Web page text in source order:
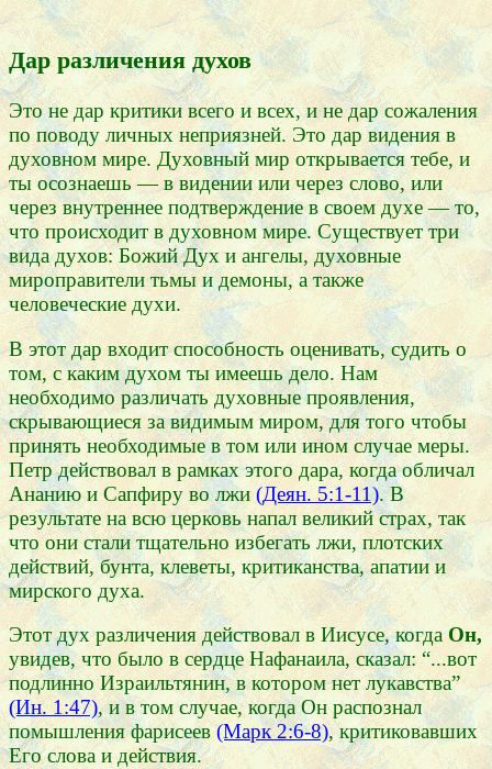
Дар различения духов
Это не дар критики всего и всех, и не дар сожаления
по поводу личных неприязней. Это дар видения в
духовном мире. Духовный мир открывается тебе, и
ты осознаешь — в видении или через слово, или
через внутреннее подтверждение в своем духе — то,
что происходит в духовном мире. Существует три
вида духов: Божий Дух и ангелы, духовные
мироправители тьмы и демоны, а также
человеческие духи.
В этот дар входит способность оценивать, судить о
том, с каким духом ты имеешь дело. Нам
необходимо различать духовные проявления,
скрывающиеся за видимым миром, для того чтобы
принять необходимые в том или ином случае меры.
Петр действовал в рамках этого дара, когда обличал
Ананию и Сапфиру во лжи (Деян. 5:1-11). В
результате на всю церковь напал великий страх, так
что они стали тщательно избегать лжи, плотских
действий, бунта, клеветы, критиканства, апатии и
мирского духа.
Этот дух различения действовал в Иисусе, когдаОн,
увидев, что было в сердце Нафанаила, сказал: “...вот
подлинно Израильтянин, в котором нет лукавства”
(Ин. 1:47), и в том случае, когда Он распознал
помышления фарисеев(Марк 2:6-8), критиковавших
Его слова и действия.